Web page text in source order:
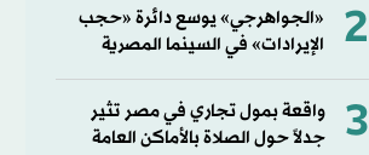
2
«الجواهرجي» يوسع دائرة «حجب
الإيرادات» في السينما المصرية
3
واقعة بمول تجاري في مصر تثير
جدلاً حول الصلاة بالأماكن العامة